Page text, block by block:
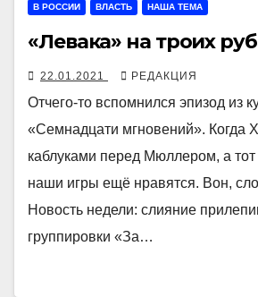
В РОССИИ ВЛАСТЬ НАША ТЕМА
«Левака» на троих
22.01.2021 РЕДАКЦИЯ
Отчего-то вспомнился эпизод из
«Семнадцати мгновений». Когда
каблуками перед Мюллером, а
наши игры ещё нравятся. Вон,
Новость недели: слияние
группировки «За…